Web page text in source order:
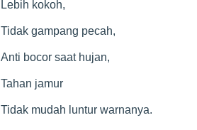
Lebih kokoh,
Tidak gampang pecah,
Anti bocor saat hujan,
Tahan jamur
Tidak mudah luntur warnanya.